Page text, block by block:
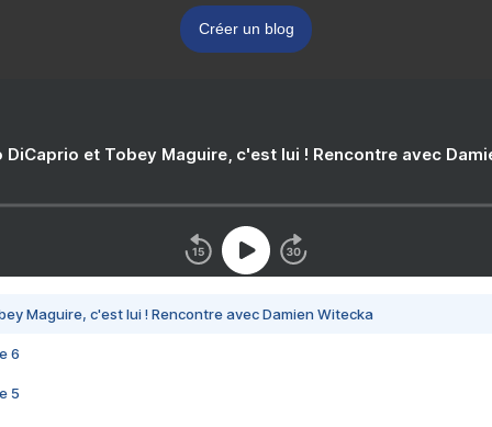
Créer un blog
DiCaprio et Tobey Maguire, c'est lui ! Rencontre avec
Maguire, c'est lui ! Rencontre avec Damien Witecka
6
5